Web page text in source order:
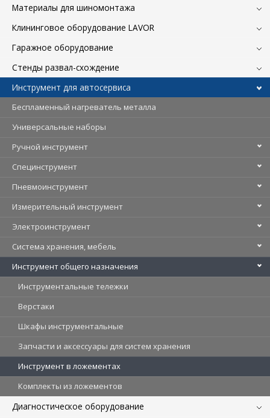
Материалы для шиномонтажа
Клининговое оборудование LAVOR
Гаражное оборудование
Стенды развал-схождение
Инструмент для автосервиса
Беспламенный нагреватель металла
Универсальные наборы
Ручной инструмент
Специнструмент
Пневмоинструмент
Измерительный инструмент
Электроинструмент
Система хранения, мебель
Инструмент общего назначения
Инструментальные тележки
Верстаки
Шкафы инструментальные
Запчасти и аксессуары для систем хранения
Инструмент в ложементах
Комплекты из ложементов
Диагностическое оборудование